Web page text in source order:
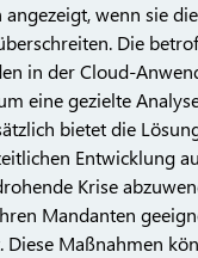
wenn sie
Die
in der Cloud-
eine gezielte
bietet die
Entwicklung
Krise
Mandanten
Diese Maßnahmen